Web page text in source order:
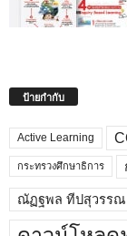
ป้ายกำกับ
Active Learning
กระทรวงศึกษาธิการ
ณัฏฐพล ทีปสุวรรณ